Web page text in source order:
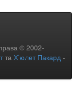
© 2002-
та Х’юлет Пакард -